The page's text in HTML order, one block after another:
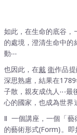
如此，在生命的底谷，
的處境，澄清生命中
動‧‧‧
也因此，在戴 衛作品
深思熟慮，結果在1789
子散，親友成仇人‧‧‧
心的國家，也成為世界
Ⅱ 一個講座，一個「藝
的藝術形式(Form)。